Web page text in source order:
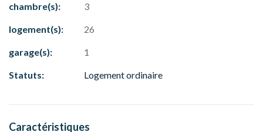
chambre(s): 3
logement(s): 26
garage(s): 1
Statuts: Logement ordinaire
Caractéristiques